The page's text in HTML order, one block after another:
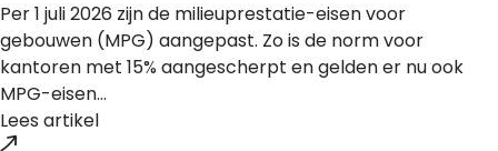
Per 1 juli 2026 zijn de milieuprestatie-eisen voor
gebouwen (MPG) aangepast. Zo is de norm voor
kantoren met 15% aangescherpt en gelden er nu ook
MPG-eisen...
Lees artikel